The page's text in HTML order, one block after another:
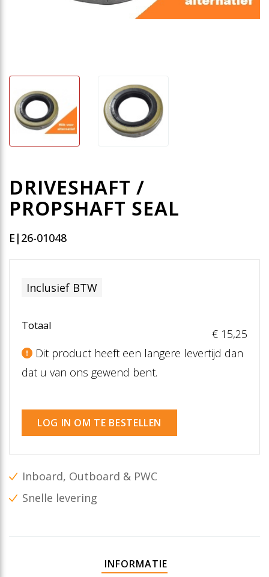
DRIVESHAFT /
PROPSHAFT SEAL
E|26-01048
Inclusief BTW
Totaal
€ 15,25
Dit product heeft een langere levertijd dan
dat u van ons gewend bent.
LOG IN OM TE BESTELLEN
Inboard, Outboard & PWC
Snelle levering
INFORMATIE